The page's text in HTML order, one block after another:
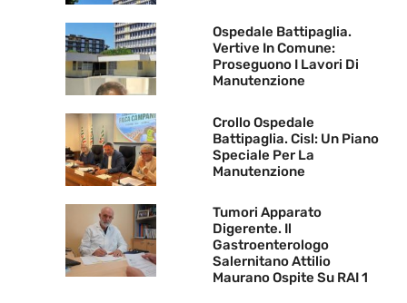
Ospedale Battipaglia.
Vertive In Comune:
Proseguono I Lavori Di
Manutenzione
Crollo Ospedale
Battipaglia. Cisl: Un Piano
Speciale Per La
Manutenzione
Tumori Apparato
Digerente. Il
Gastroenterologo
Salernitano Attilio
Maurano Ospite Su RAI 1